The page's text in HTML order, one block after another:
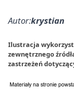
Autor:krystian
Ilustracja
zewnętrznego
zastrzeżeń